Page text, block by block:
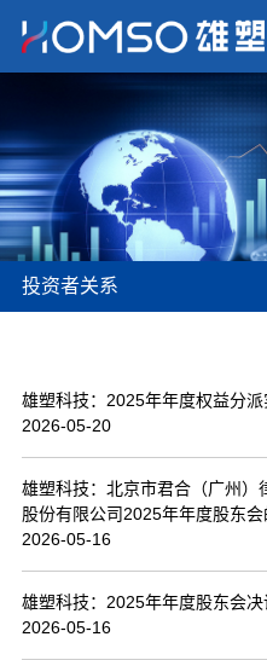
关于雄塑
产品中心
品牌服务
资讯中心
经典案例
联系我们
投资者关系
雄塑科技：2025年年度权益分
2026-05-20
雄塑科技：北京市君合（广州）
股份有限公司2025年年度股东
2026-05-16
雄塑科技：2025年年度股东会
2026-05-16